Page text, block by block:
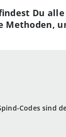
Codes sind
findest Du
Methoden,